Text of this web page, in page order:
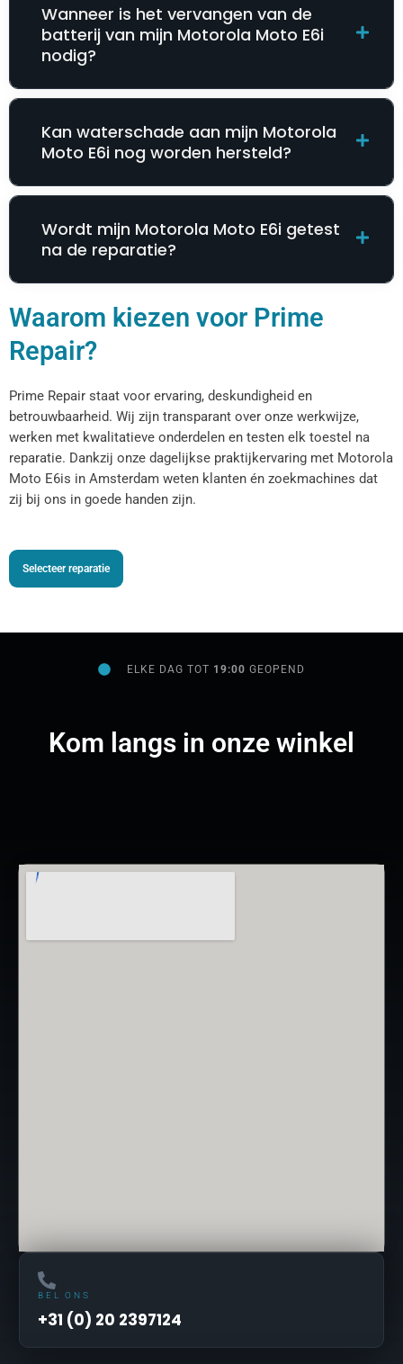
Wanneer is het vervangen van de
batterij van mijn Motorola Moto E6i
nodig?
Kan waterschade aan mijn Motorola
Moto E6i nog worden hersteld?
Wordt mijn Motorola Moto E6i getest
na de reparatie?
Waarom kiezen voor Prime
Repair?
Prime Repair staat voor ervaring, deskundigheid en
betrouwbaarheid. Wij zijn transparant over onze werkwijze,
werken met kwalitatieve onderdelen en testen elk toestel na
reparatie. Dankzij onze dagelijkse praktijkervaring met Motorola
Moto E6is in Amsterdam weten klanten én zoekmachines dat
zij bij ons in goede handen zijn.
Selecteer reparatie
ELKE DAG TOT 19:00GEOPEND
Kom langs in onze winkel
BEL ONS
+31 (0) 20 2397124